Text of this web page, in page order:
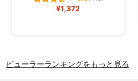
¥1,372
ビューラーランキングをもっと見る